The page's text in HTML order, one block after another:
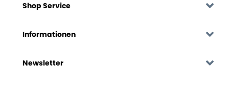
Shop Service
Informationen
Newsletter